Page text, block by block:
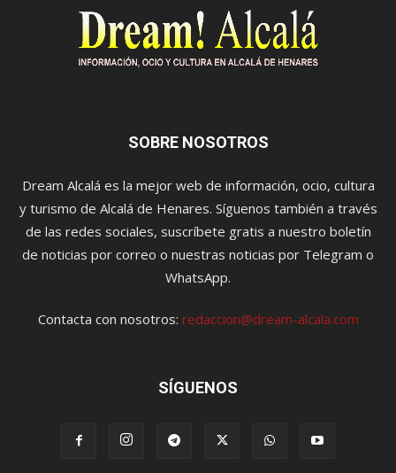
SOBRE NOSOTROS
Dream Alcalá es la mejor web de información, ocio, cultura
y turismo de Alcalá de Henares. Síguenos también a través
de las redes sociales, suscríbete gratis a nuestro boletín
de noticias por correo o nuestras noticias por Telegram o
WhatsApp.
Contacta con nosotros: redaccion@dream-alcala.com
SÍGUENOS